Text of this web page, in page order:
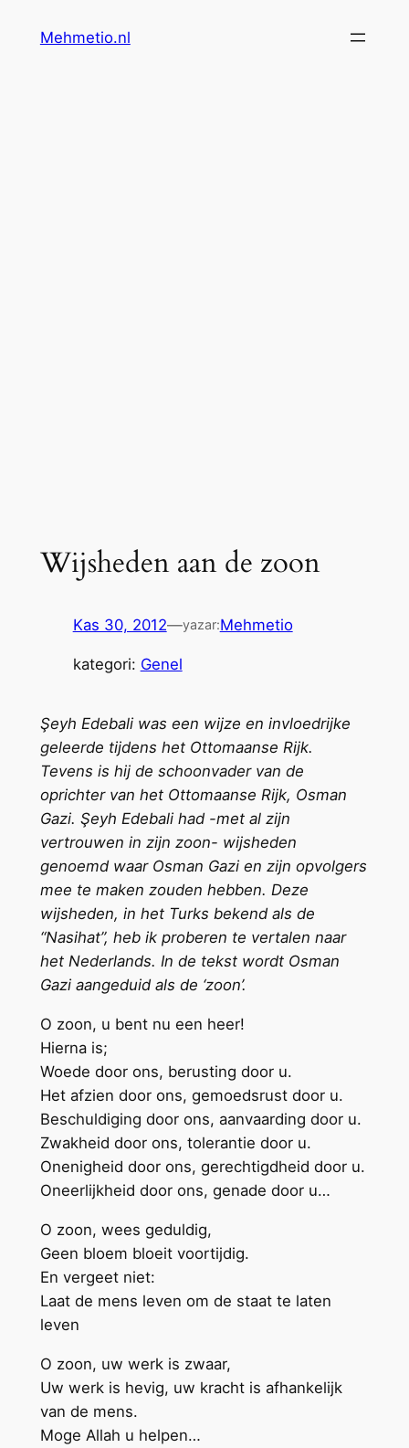
Mehmetio.nl
Wijsheden aan de zoon
Kas 30, 2012—yazar:Mehmetio
kategori: Genel
Şeyh Edebali was een wijze en invloedrijke
geleerde tijdens het Ottomaanse Rijk.
Tevens is hij de schoonvader van de
oprichter van het Ottomaanse Rijk, Osman
Gazi. Şeyh Edebali had -met al zijn
vertrouwen in zijn zoon- wijsheden
genoemd waar Osman Gazi en zijn opvolgers
mee te maken zouden hebben. Deze
wijsheden, in het Turks bekend als de
“Nasihat”, heb ik proberen te vertalen naar
het Nederlands. In de tekst wordt Osman
Gazi aangeduid als de ‘zoon’.
O zoon, u bent nu een heer!
Hierna is;
Woede door ons, berusting door u.
Het afzien door ons, gemoedsrust door u.
Beschuldiging door ons, aanvaarding door u.
Zwakheid door ons, tolerantie door u.
Onenigheid door ons, gerechtigdheid door u.
Oneerlijkheid door ons, genade door u…
O zoon, wees geduldig,
Geen bloem bloeit voortijdig.
En vergeet niet:
Laat de mens leven om de staat te laten
leven
O zoon, uw werk is zwaar,
Uw werk is hevig, uw kracht is afhankelijk
van de mens.
Moge Allah u helpen…